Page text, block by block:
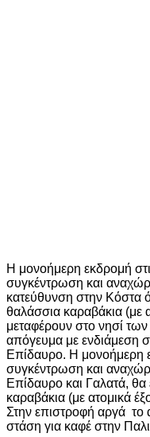
Η μονοήμερη εκδρομή
συγκέντρωση και
κατεύθυνση στην Κόστα
θαλάσσια καραβάκια (με
μεταφέρουν στο νησί
απόγευμα με ενδιάμεση
Επίδαυρο. Η μονοήμερη
συγκέντρωση και
Επίδαυρο και Γαλατά, θα
καραβάκια (με ατομικά
Στην επιστροφή αργά το
στάση για καφέ στην